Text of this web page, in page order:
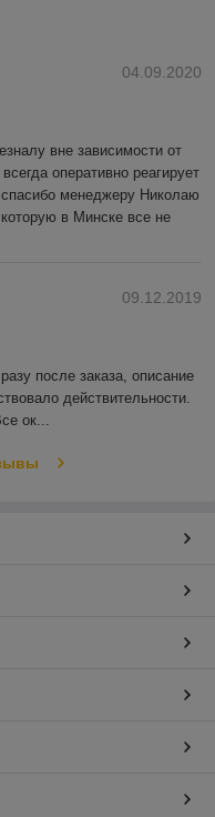
04.09.2020
вне зависимости от
оперативно реагирует
менеджеру Николаю
в Минске все не
09.12.2019
после заказа, описание
действительности.
ок...